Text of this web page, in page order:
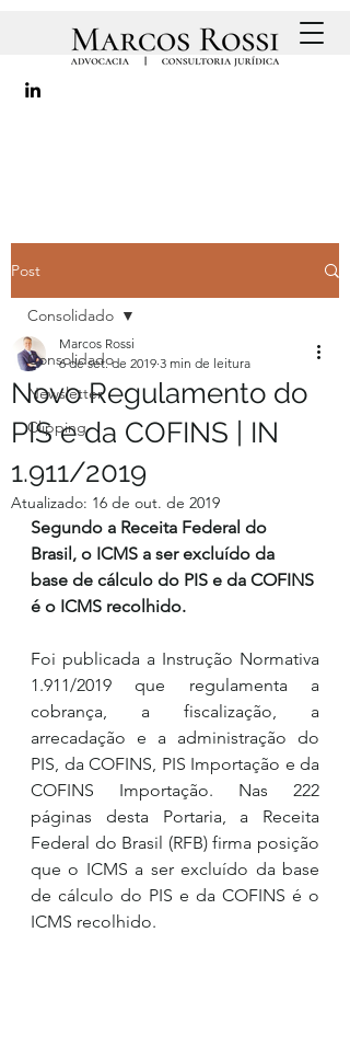
Post
Consolidado
Newsletter
Clipping
Consolidado
Novo Regulamento do
PIS e da COFINS | IN
1.911/2019
Marcos Rossi
6 de set. de 2019 3 min de leitura
Atualizado: 16 de out. de 2019
Segundo a Receita Federal do
Brasil, o ICMS a ser excluído da
base de cálculo do PIS e da COFINS
é o ICMS recolhido.
Foi publicada a Instrução Normativa
1.911/2019 que regulamenta a
cobrança, a fiscalização, a
arrecadação e a administração do
PIS, da COFINS, PIS Importação e da
COFINS Importação. Nas 222
páginas desta Portaria, a Receita
Federal do Brasil (RFB) firma posição
que o ICMS a ser excluído da base
de cálculo do PIS e da COFINS é o
ICMS recolhido.